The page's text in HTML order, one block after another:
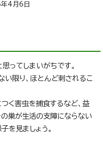
4月6日
ってしまいがちです。
い限り、ほとんど刺されるこ
く害虫を捕食するなど、益
巣が生活の支障にならない
を見ましょう。